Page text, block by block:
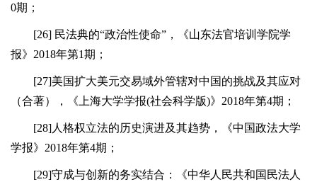
0期；
[26] 民法典的“政治性使命”，《山东法官培训学院学
报》2018年第1期；
[27]美国扩大美元交易域外管辖对中国的挑战及其应对
（合著），《上海大学学报(社会科学版)》2018年第4期；
[28]人格权立法的历史演进及其趋势，《中国政法大学
学报》2018年第4期；
[29]守成与创新的务实结合：《中华人民共和国民法人